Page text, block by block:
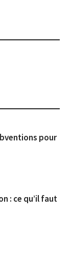
pour
: ce qu’il faut